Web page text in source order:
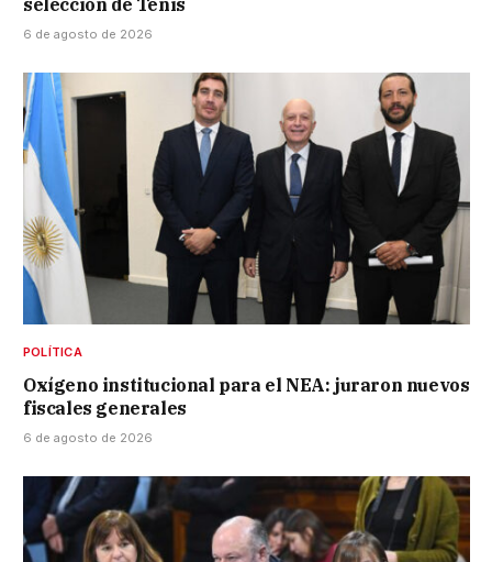
selección de Tenis
6 de agosto de 2026
POLÍTICA
Oxígeno institucional para el NEA: juraron nuevos
fiscales generales
6 de agosto de 2026